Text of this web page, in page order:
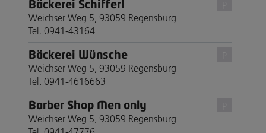
Bäckerei Schifferl
Weichser Weg 5, 93059 Regensburg
Tel. 0941-43164
Bäckerei Wünsche
Weichser Weg 5, 93059 Regensburg
Tel. 0941-4616663
Barber Shop Men only
Weichser Weg 5, 93059 Regensburg